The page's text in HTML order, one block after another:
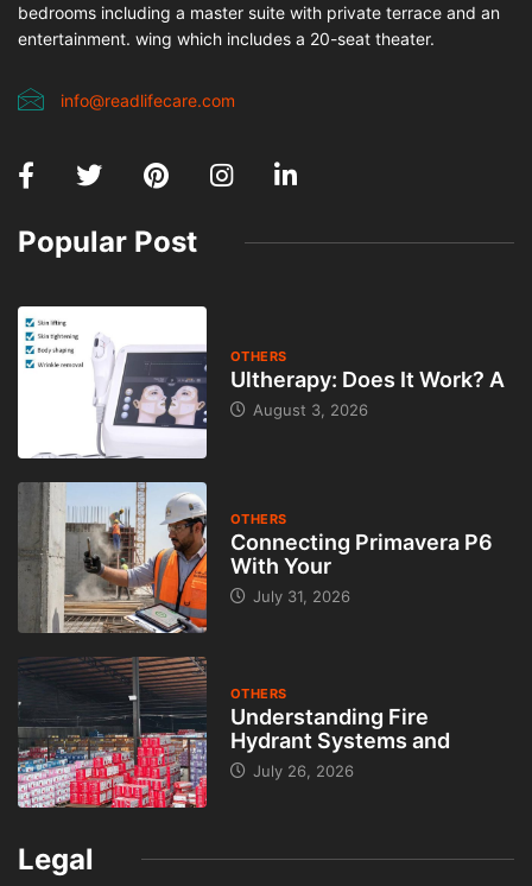
bedrooms including a master suite with private terrace and an
entertainment. wing which includes a 20-seat theater.
info@readlifecare.com
Popular Post
OTHERS
Ultherapy: Does It Work? A
August 3, 2026
OTHERS
Connecting Primavera P6
With Your
July 31, 2026
OTHERS
Understanding Fire
Hydrant Systems and
July 26, 2026
Legal